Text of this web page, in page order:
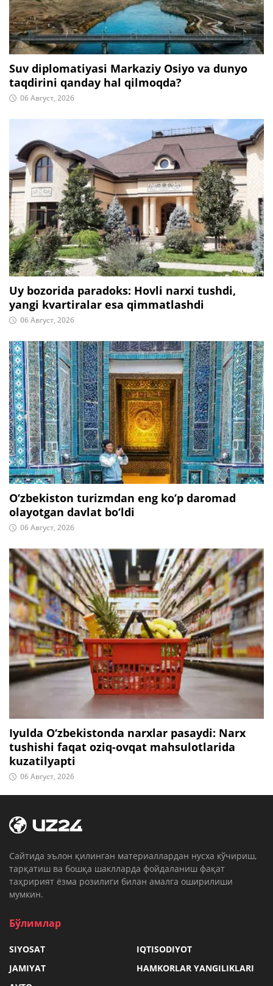
Suv diplomatiyasi Markaziy Osiyo va dunyo
taqdirini qanday hal qilmoqda?
06 Август, 2026
Uy bozorida paradoks: Hovli narxi tushdi,
yangi kvartiralar esa qimmatlashdi
06 Август, 2026
O‘zbekiston turizmdan eng ko‘p daromad
olayotgan davlat bo‘ldi
06 Август, 2026
Iyulda O‘zbekistonda narxlar pasaydi: Narx
tushishi faqat oziq-ovqat mahsulotlarida
kuzatilyapti
06 Август, 2026
Cайтида эълон қилинган материаллардан нусха кўчириш,
тарқатиш ва бошқа шаклларда фойдаланиш фақат
таҳририят ёзма розилиги билан амалга оширилиши
мумкин.
Бўлимлар
SIYOSAT
IQTISODIYOT
JAMIYAT
HAMKORLAR YANGILIKLARI